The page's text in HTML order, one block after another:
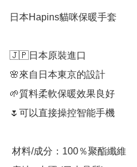
日本Hapins貓咪保暖手套
🇯🇵日本原裝進口
🌸來自日本東京的設計
🌱質料柔軟保暖效果良好
🌷可以直接操控智能手機